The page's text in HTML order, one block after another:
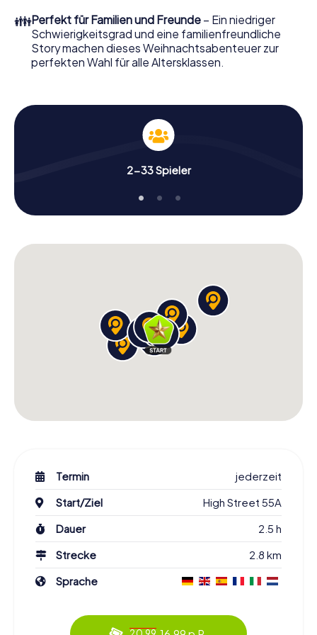
Weihnachtsthematik. Gönnen Sie Ihren Kollegen also
einen unvergesslichen Ausklang des Jahres und planen Sie
unser X-Mas Adventure als Programmpunkt Ihrer
Weihnachtsfeier in Hythe ein!
👪Perfekt für Familien und Freunde – Ein niedriger
Schwierigkeitsgrad und eine familienfreundliche
Story machen dieses Weihnachtsabenteuer zur
perfekten Wahl für alle Altersklassen.
2-33 Spieler
Termin
jederzeit
Start/Ziel
High Street 55A
Dauer
2.5 h
Strecke
2.8 km
Sprache